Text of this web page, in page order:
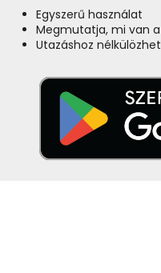
Egyszerű használat
Megmutatja, mi van
Utazáshoz